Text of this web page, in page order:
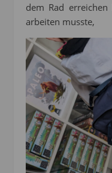
dem Rad
arbeiten musste,